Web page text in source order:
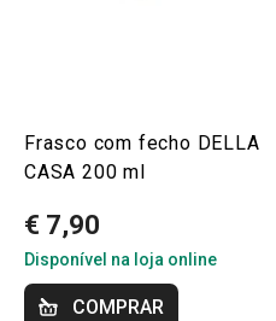
Frasco com fecho DELLA
CASA 200 ml
€ 7,90
Disponível na loja online
COMPRAR